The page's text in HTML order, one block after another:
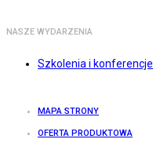
NASZE WYDARZENIA
Szkolenia i konferencje
MAPA STRONY
OFERTA PRODUKTOWA